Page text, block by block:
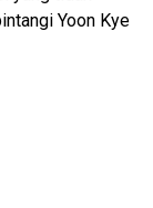
Yoon Kye